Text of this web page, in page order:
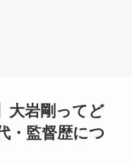
大岩剛ってど
・監督歴につ